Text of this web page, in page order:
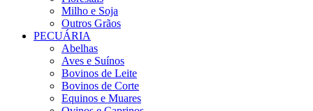
Milho e Soja
Outros Grãos
PECUÁRIA
Abelhas
Aves e Suínos
Bovinos de Leite
Bovinos de Corte
Equinos e Muares